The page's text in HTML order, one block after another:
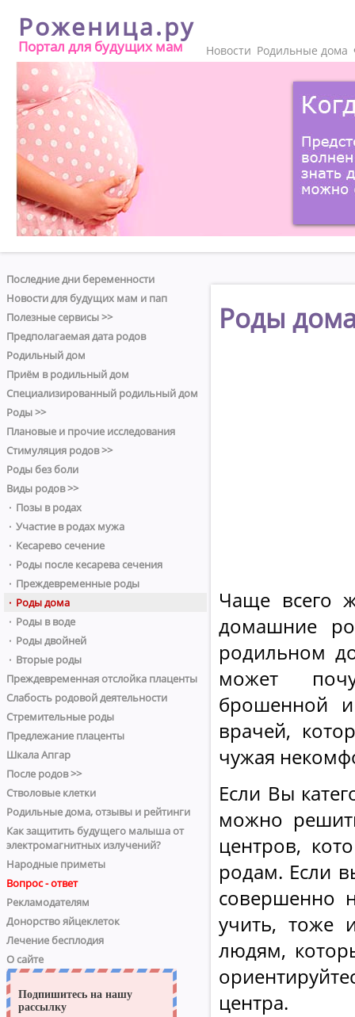
Роженица.ру
Портал для будущих мам Новости Родильные дома
Последние дни беременности
Новости для будущих мам и пап
Полезные сервисы >>
Предполагаемая дата родов
Родильный дом
Приём в родильный дом
Специализированный родильный дом
Роды >>
Плановые и прочие исследования
Стимуляция родов >>
Роды без боли
Виды родов >>
· Позы в родах
· Участие в родах мужа
· Кесарево сечение
· Роды после кесарева сечения
· Преждевременные роды
· Роды дома
· Роды в воде
· Роды двойней
· Вторые роды
Преждевременная отслойка плаценты
Слабость родовой деятельности
Стремительные роды
Предлежание плаценты
Шкала Апгар
После родов >>
Стволовые клетки
Родильные дома, отзывы и рейтинги
Как защитить будущего малыша от
электромагнитных излучений?
Народные приметы
Вопрос - ответ
Рекламодателям
Донорство яйцеклеток
Лечение бесплодия
О сайте
Роды
Чаще всего
домашние
родильном
может
брошенной
врачей,
чужая
Если Вы
можно
центров,
родам. Если
совершенно
учить, тоже
людям,
центра.